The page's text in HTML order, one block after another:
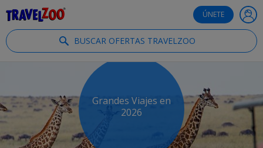
ÚNETE
BUSCAR OFERTAS TRAVELZOO
Grandes Viajes en
2026